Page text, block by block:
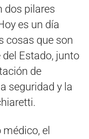
dos pilares
es un día
cosas que son
Estado, junto
de
seguridad y la
el